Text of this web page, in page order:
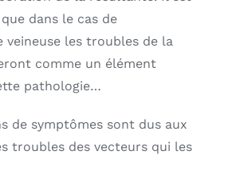
dans le cas de
veineuse les troubles de la
comme un élément
pathologie…
de symptômes sont dus aux
troubles des vecteurs qui les